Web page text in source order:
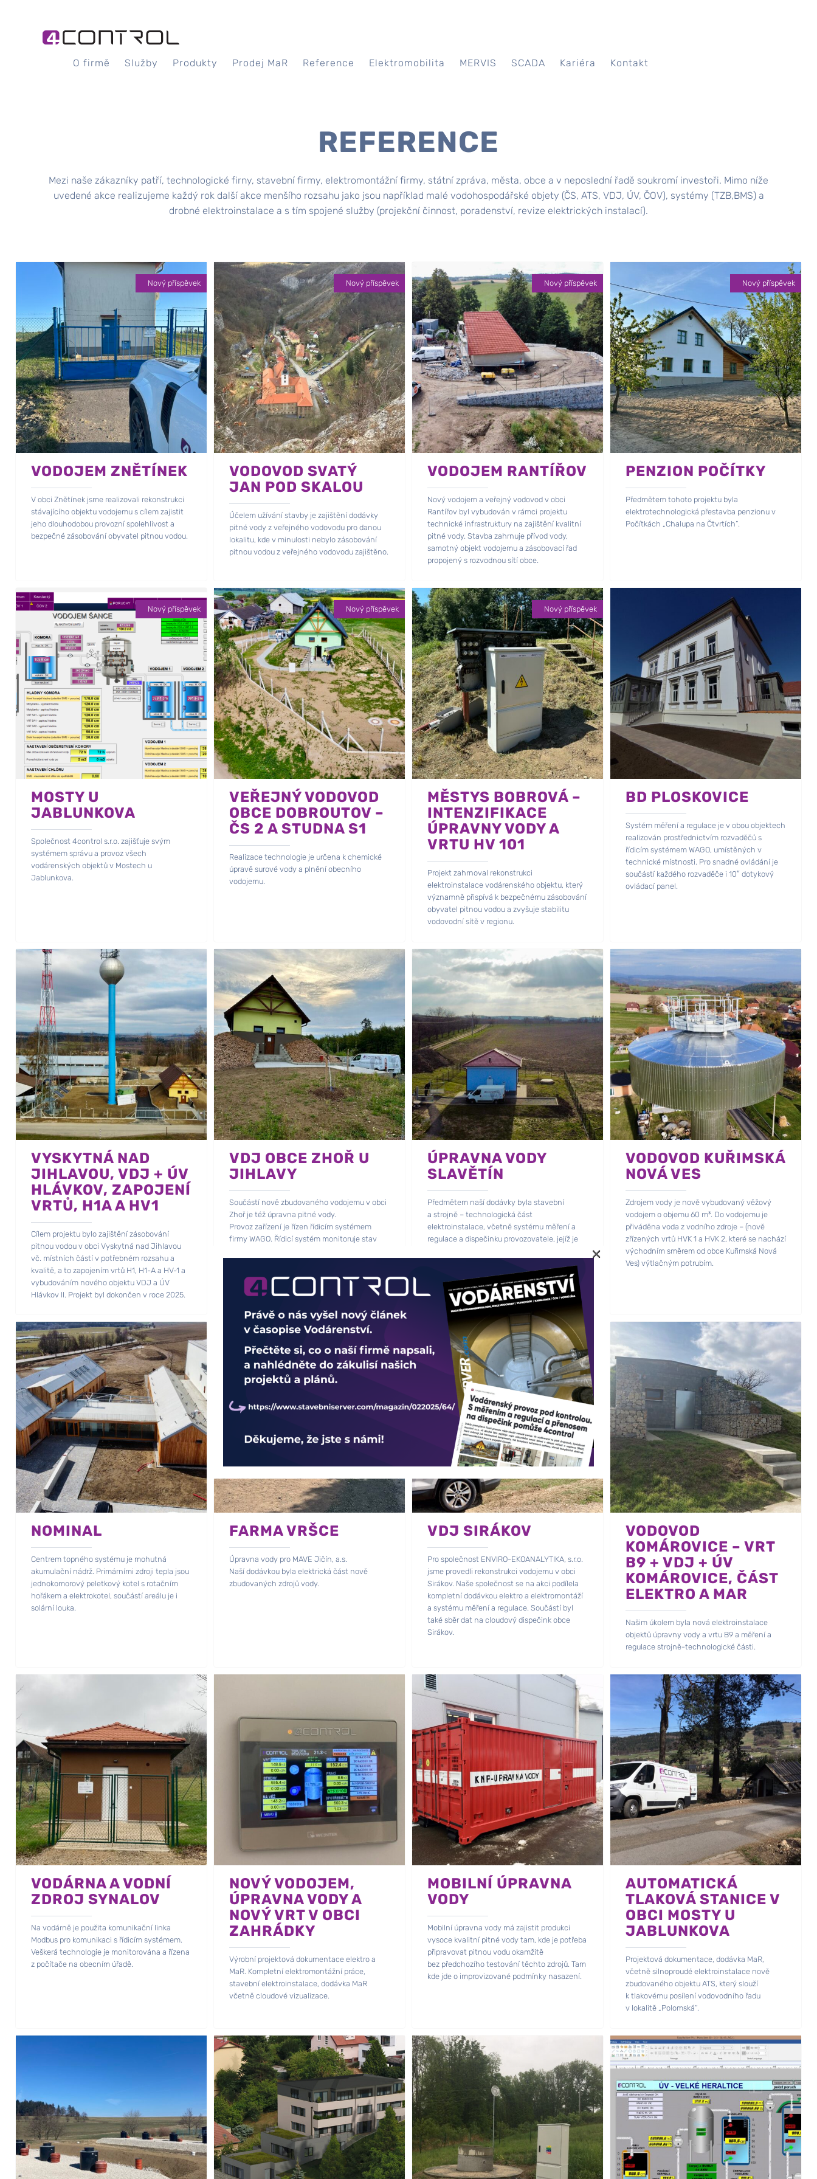
O firmě Služby Produkty Prodej MaR Reference Elektromobilita MERVIS SCADA Kariéra Kontakt
REFERENCE
Mezi naše zákazníky patří, technologické firny, stavební firmy, elektromontážní firmy, státní zpráva, města, obce a v neposlední řadě soukromí investoři. Mimo níže
uvedené akce realizujeme každý rok další akce menšího rozsahu jako jsou například malé vodohospodářské objety (ČS, ATS, VDJ, ÚV, ČOV), systémy (TZB,BMS) a
drobné elektroinstalace a s tím spojené služby (projekční činnost, poradenství, revize elektrických instalací).
Nový příspěvek
VODOJEM ZNĚTÍNEK
V obci Znětínek jsme realizovali rekonstrukci
stávajícího objektu vodojemu s cílem zajistit
jeho dlouhodobou provozní spolehlivost a
bezpečné zásobování obyvatel pitnou vodou.
Nový příspěvek
VODOVOD SVATÝ
JAN POD SKALOU
Účelem užívání stavby je zajištění dodávky
pitné vody z veřejného vodovodu pro danou
lokalitu, kde v minulosti nebylo zásobování
pitnou vodou z veřejného vodovodu zajištěno.
Nový příspěvek
VODOJEM RANTÍŘOV
Nový vodojem a veřejný vodovod v obci
Rantířov byl vybudován v rámci projektu
technické infrastruktury na zajištění kvalitní
pitné vody. Stavba zahrnuje přívod vody,
samotný objekt vodojemu a zásobovací řad
propojený s rozvodnou sítí obce.
Nový příspěvek
PENZION POČÍTKY
Předmětem tohoto projektu byla
elektrotechnologická přestavba penzionu v
Počítkách „Chalupa na Čtvrtích“.
Nový příspěvek
MOSTY U
JABLUNKOVA
Společnost 4control s.r.o. zajišťuje svým
systémem správu a provoz všech
vodárenských objektů v Mostech u
Jablunkova.
Nový příspěvek
VEŘEJNÝ VODOVOD
OBCE DOBROUTOV –
ČS 2 A STUDNA S1
Realizace technologie je určena k chemické
úpravě surové vody a plnění obecního
vodojemu.
Nový příspěvek
MĚSTYS BOBROVÁ –
INTENZIFIKACE
ÚPRAVNY VODY A
VRTU HV 101
Projekt zahrnoval rekonstrukci
elektroinstalace vodárenského objektu, který
významně přispívá k bezpečnému zásobování
obyvatel pitnou vodou a zvyšuje stabilitu
vodovodní sítě v regionu.
BD PLOSKOVICE
Systém měření a regulace je v obou objektech
realizován prostřednictvím rozvaděčů s
řídicím systémem WAGO, umístěných v
technické místnosti. Pro snadné ovládání je
součástí každého rozvaděče i 10″ dotykový
ovládací panel.
VYSKYTNÁ NAD
JIHLAVOU, VDJ + ÚV
HLÁVKOV, ZAPOJENÍ
VRTŮ, H1A A HV1
Cílem projektu bylo zajištění zásobování
pitnou vodou v obci Vyskytná nad Jihlavou
vč. místních částí v potřebném rozsahu a
kvalitě, a to zapojením vrtů H1, H1-A a HV-1 a
vybudováním nového objektu VDJ a ÚV
Hlávkov II. Projekt byl dokončen v roce 2025.
VDJ OBCE ZHOŘ U
JIHLAVY
Součástí nově zbudovaného vodojemu v obci
Zhoř je též úpravna pitné vody.
Provoz zařízení je řízen řídicím systémem
firmy WAGO. Řídicí systém monitoruje stav
ÚPRAVNA VODY
SLAVĚTÍN
Předmětem naší dodávky byla stavební
a strojně – technologická část
elektroinstalace, včetně systému měření a
regulace a dispečinku provozovatele, jejíž je
VODOVOD KUŘIMSKÁ
NOVÁ VES
Zdrojem vody je nově vybudovaný věžový
vodojem o objemu 60 m³. Do vodojemu je
přiváděna voda z vodního zdroje – (nově
zřízených vrtů HVK 1 a HVK 2, které se nachází
východním směrem od obce Kuřimská Nová
Ves) výtlačným potrubím.
NOMINAL
Centrem topného systému je mohutná
akumulační nádrž. Primárními zdroji tepla jsou
jednokomorový peletkový kotel s rotačním
hořákem a elektrokotel, součástí areálu je i
solární louka.
FARMA VRŠCE
Úpravna vody pro MAVE Jičín, a.s.
Naší dodávkou byla elektrická část nově
zbudovaných zdrojů vody.
VDJ SIRÁKOV
Pro společnost ENVIRO-EKOANALYTIKA, s.r.o.
jsme provedli rekonstrukci vodojemu v obci
Sirákov. Naše společnost se na akci podílela
kompletní dodávkou elektro a elektromontáží
a systému měření a regulace. Součástí byl
také sběr dat na cloudový dispečink obce
Sirákov.
VODOVOD
KOMÁROVICE – VRT
B9 + VDJ + ÚV
KOMÁROVICE, ČÁST
ELEKTRO A MAR
Našim úkolem byla nová elektroinstalace
objektů úpravny vody a vrtu B9 a měření a
regulace strojně-technologické části.
VODÁRNA A VODNÍ
ZDROJ SYNALOV
Na vodárně je použita komunikační linka
Modbus pro komunikaci s řídicím systémem.
Veškerá technologie je monitorována a řízena
z počítače na obecním úřadě.
NOVÝ VODOJEM,
ÚPRAVNA VODY A
NOVÝ VRT V OBCI
ZAHRÁDKY
Výrobní projektová dokumentace elektro a
MaR. Kompletní elektromontážní práce,
stavební elektroinstalace, dodávka MaR
včetně cloudové vizualizace.
MOBILNÍ ÚPRAVNA
VODY
Mobilní úpravna vody má zajistit produkci
vysoce kvalitní pitné vody tam, kde je potřeba
připravovat pitnou vodu okamžitě
bez předchozího testování těchto zdrojů. Tam
kde jde o improvizované podmínky nasazení.
AUTOMATICKÁ
TLAKOVÁ STANICE V
OBCI MOSTY U
JABLUNKOVA
Projektová dokumentace, dodávka MaR,
včetně silnoproudé elektroinstalace nově
zbudovaného objektu ATS, který slouží
k tlakovému posílení vodovodního řadu
v lokalitě „Polomská“.
×